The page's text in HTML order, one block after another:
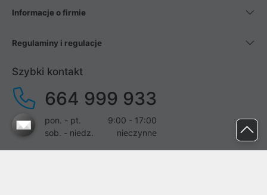
Informacje o firmie
Regulaminy i regulacje
Szybki kontakt
664 999 933
pon. - pt.
9:00 - 17:00
sob. - niedz.
nieczynne